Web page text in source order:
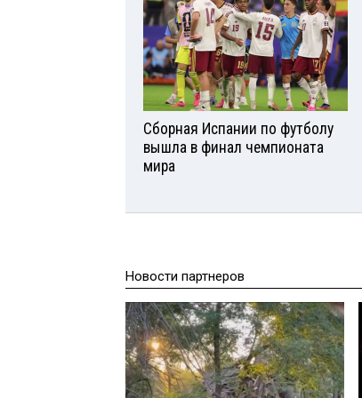
Сборная Испании по футболу
вышла в финал чемпионата
мира
Новости партнеров